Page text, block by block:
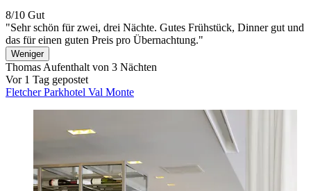
8/10 Gut
"Sehr schön für zwei, drei Nächte. Gutes Frühstück, Dinner gut und
das für einen guten Preis pro Übernachtung."
Weniger
Thomas Aufenthalt von 3 Nächten
Vor 1 Tag gepostet
Fletcher Parkhotel Val Monte